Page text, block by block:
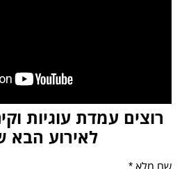
רוצים עמדת עוגיות
לאירוע הבא